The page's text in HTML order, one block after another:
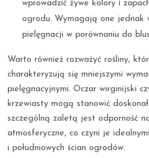
wprowadzić żywe kolory i
ogrodu. Wymagają one jednak
pielęgnacji w porównaniu do
Warto również rozważyć rośliny,
charakteryzują się mniejszymi
pielęgnacyjnymi. Oczar wirginijski
krzewiasty mogą stanowić
szczególną zaletą jest odporność
atmosferyczne, co czyni je
i południowych ścian ogrodów.